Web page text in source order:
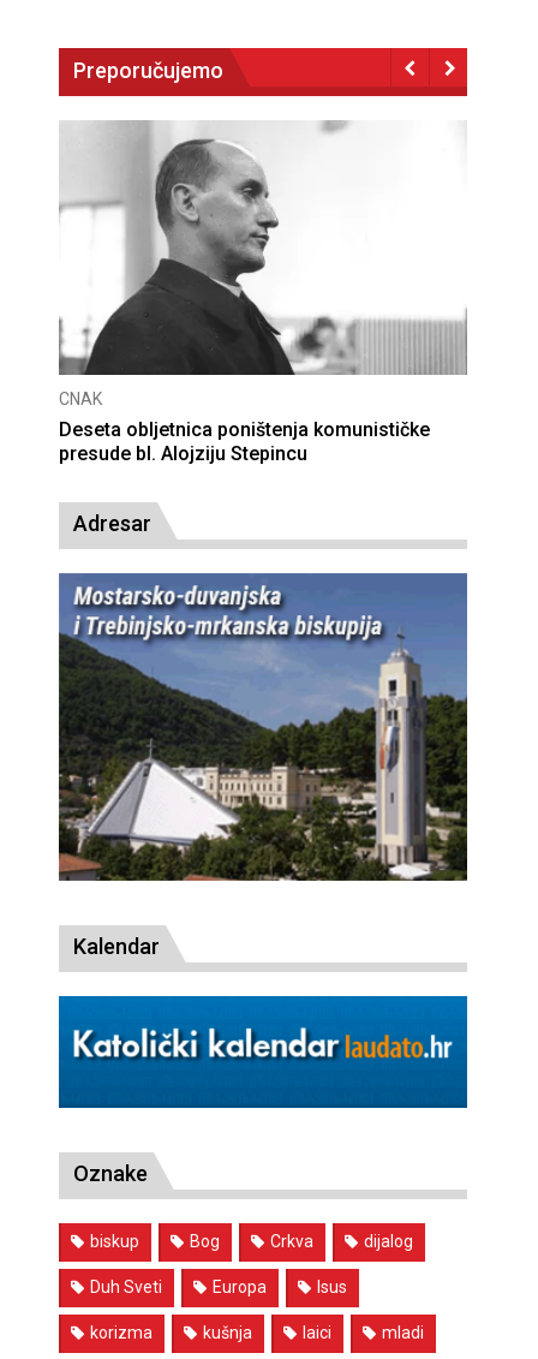
Preporučujemo
CNAK
Deseta obljetnica poništenja komunističke
presude bl. Alojziju Stepincu
Adresar
Kalendar
Oznake
biskup Bog Crkva dijalog
Duh Sveti Europa Isus
korizma kušnja laici mladi